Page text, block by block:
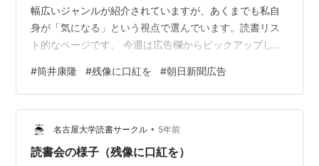
幅広いジャンルが紹介されていますが、あくまでも私自
身が「気になる」という視点で選んでいます。読書リス
ト的なページです。 今週は広告欄からピックアップしま
作者:筒井 康隆 中央公論新社 Amazon いつもまず、書評
欄をザーッと眺めながら、広告欄の新刊で気になるもの
もチェックしているのですが、今回はちょっと懐かしい
お名前が！筒井康隆さんだ！ 筒井作品は中学の時に結構
お世話になったなぁ～なんて思っていたら、こちらの
#筒井康隆 #残像に口紅を #朝日新聞広告
名古屋大学読書サークル • 5年前
読書会の様子（残像に口紅を）